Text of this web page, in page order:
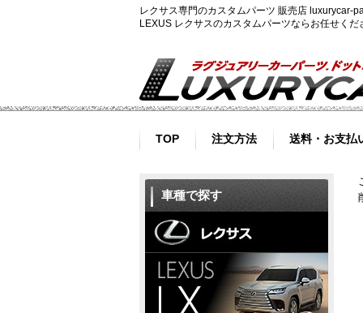
レクサス専門のカスタムパーツ 販売店 luxurycar-
LEXUS レクサスのカスタムパーツならお任せく
TOP 注文方法 送料・お支払
車種で探す